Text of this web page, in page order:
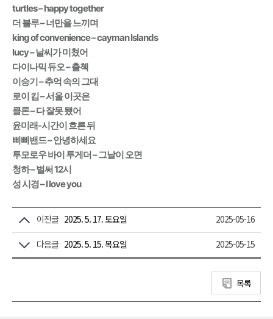
turtles – happy together
더 블루 – 너만을 느끼며
king of convenience – cayman Islands
lucy – 날씨가 미쳤어
다이나믹 듀오 – 출첵
이승기 – 추억 속의 그대
로이 킴 – 서울 이곳은
클론 – 다 잘못 됐어
윤미래-시간이 흐른 뒤
삐삐밴드 – 안녕하세요
투모로우 바이 투게더 – 그날이 오면
청하 – 벌써 12시
성 시경 – I love you
이전글 2025. 5. 17. 토요일 2025-05-16
다음글 2025. 5. 15. 목요일 2025-05-15
목록